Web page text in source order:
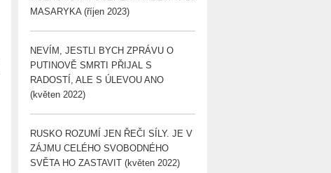
MASARYKA (říjen 2023)
NEVÍM, JESTLI BYCH ZPRÁVU O
PUTINOVĚ SMRTI PŘIJAL S
RADOSTÍ, ALE S ÚLEVOU ANO
(květen 2022)
RUSKO ROZUMÍ JEN ŘEČI SÍLY. JE V
ZÁJMU CELÉHO SVOBODNÉHO
SVĚTA HO ZASTAVIT (květen 2022)